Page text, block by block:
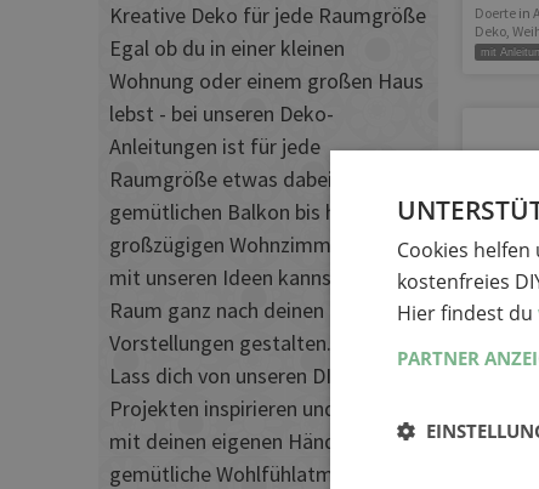
Kreative Deko für jede Raumgröße
Egal ob du in einer kleinen
Wohnung oder einem großen Haus
lebst - bei unseren Deko-
Anleitungen ist für jede
Raumgröße etwas dabei. Vom
gemütlichen Balkon bis hin zur
großzügigen Wohnzimmerwand,
mit unseren Ideen kannst du jeden
Raum ganz nach deinen
Vorstellungen gestalten.
Lass dich von unseren DIY-
Projekten inspirieren und schaffe
mit deinen eigenen Händen eine
gemütliche Wohlfühlatmosphäre in
Doerte in
Deko
mit
Cookies
kostenfreies
Hier findest du
PARTNER